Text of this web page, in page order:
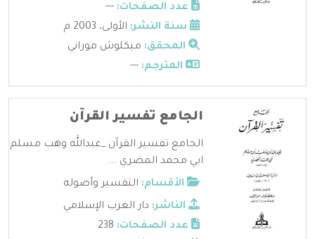
عدد الصفحات: ---
سنة النشر: الأولى، 2003 م
المحقق: ميكلوش موراني
المترجم: ---
الجامع تفسير القرآن
الجامع تفسير القرآن _عبدالله وهب مسلم
ابي محمد المضري ...
الأقسام: التفسير وأصوله
الناشر: دار الغرب الإسلامي
عدد الصفحات: